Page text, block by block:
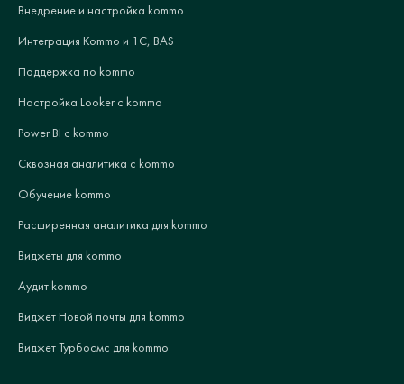
Внедрение и настройка kommo
Интеграция Kommo и 1С, BAS
Поддержка по kommo
Настройка Looker с kommo
Power BI с kommo
Сквозная аналитика с kommo
Обучение kommo
Расширенная аналитика для kommo
Виджеты для kommo
Аудит kommo
Виджет Новой почты для kommo
Виджет Турбосмс для kommo